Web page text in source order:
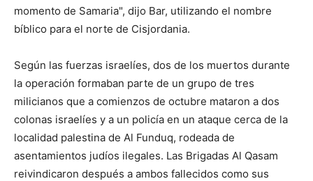
momento de Samaria", dijo Bar, utilizando el nombre
bíblico para el norte de Cisjordania.
Según las fuerzas israelíes, dos de los muertos durante
la operación formaban parte de un grupo de tres
milicianos que a comienzos de octubre mataron a dos
colonas israelíes y a un policía en un ataque cerca de la
localidad palestina de Al Funduq, rodeada de
asentamientos judíos ilegales. Las Brigadas Al Qasam
reivindicaron después a ambos fallecidos como sus